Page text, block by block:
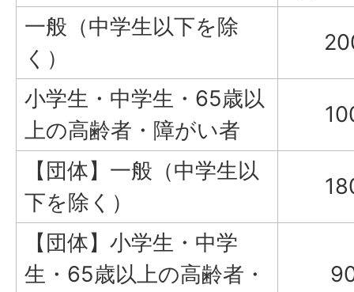
一般（中学生以下を除
く）
小学生・中学生・65歳以
上の高齢者・障がい者
【団体】一般（中学生以
下を除く）
【団体】小学生・中学
生・65歳以上の高齢者・